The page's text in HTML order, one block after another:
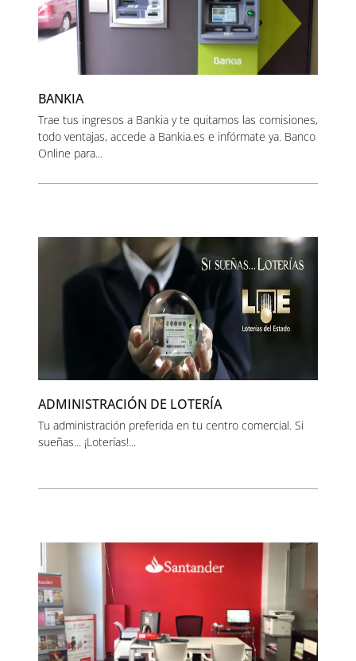
BANKIA
Trae tus ingresos a Bankia y te quitamos las comisiones,
todo ventajas, accede a Bankia.es e infórmate ya. Banco
Online para...
ADMINISTRACIÓN DE LOTERÍA
Tu administración preferida en tu centro comercial. Si
sueñas... ¡Loterías!...